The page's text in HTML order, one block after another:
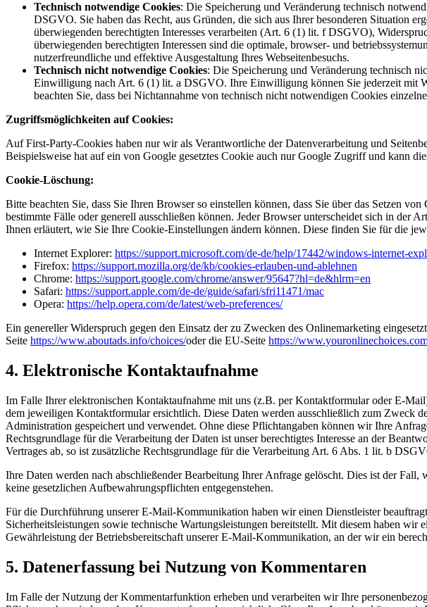
Technisch notwendige Cookies: Die Speicherung und Veränderung technisch
DSGVO. Sie haben das Recht, aus Gründen, die sich aus Ihrer besonderen Situation
überwiegenden berechtigten Interesses verarbeiten (Art. 6 (1) lit. f DSGVO),
überwiegenden berechtigten Interessen sind die optimale, browser- und
nutzerfreundliche und effektive Ausgestaltung Ihres Webseitenbesuchs.
Technisch nicht notwendige Cookies: Die Speicherung und Veränderung technisch
Einwilligung nach Art. 6 (1) lit. a DSGVO. Ihre Einwilligung können Sie jederzeit mit
beachten Sie, dass bei Nichtannahme von technisch nicht notwendigen Cookies
Zugriffsmöglichkeiten auf Cookies:
Auf First-Party-Cookies haben nur wir als Verantwortliche der Datenverarbeitung und
Beispielsweise hat auf ein von Google gesetztes Cookie auch nur Google Zugriff und kann
Cookie-Löschung:
Bitte beachten Sie, dass Sie Ihren Browser so einstellen können, dass Sie über das Setzen
bestimmte Fälle oder generell ausschließen können. Jeder Browser unterscheidet sich in
Ihnen erläutert, wie Sie Ihre Cookie-Einstellungen ändern können. Diese finden Sie für die
Internet Explorer: https://support.microsoft.com/de-de/help/17442/windows-internet-
Firefox: https://support.mozilla.org/de/kb/cookies-erlauben-und-ablehnen
Chrome: https://support.google.com/chrome/answer/95647?hl=de&hlrm=en
Safari: https://support.apple.com/de-de/guide/safari/sfri11471/mac
Opera: https://help.opera.com/de/latest/web-preferences/
Ein genereller Widerspruch gegen den Einsatz der zu Zwecken des Onlinemarketing
Seite https://www.aboutads.info/choices/oder die EU-Seite https://
4. Elektronische Kontaktaufnahme
Im Falle Ihrer elektronischen Kontaktaufnahme mit uns (z.B. per Kontaktformular oder E-
dem jeweiligen Kontaktformular ersichtlich. Diese Daten werden ausschließlich zum Zweck
Administration gespeichert und verwendet. Ohne diese Pflichtangaben können wir Ihre
Rechtsgrundlage für die Verarbeitung der Daten ist unser berechtigtes Interesse an der
Vertrages ab, so ist zusätzliche Rechtsgrundlage für die Verarbeitung Art. 6 Abs. 1 lit. b
Ihre Daten werden nach abschließender Bearbeitung Ihrer Anfrage gelöscht. Dies ist der Fall,
keine gesetzlichen Aufbewahrungspflichten entgegenstehen.
Für die Durchführung unserer E-Mail-Kommunikation haben wir einen Dienstleister
Sicherheitsleistungen sowie technische Wartungsleistungen bereitstellt. Mit diesem haben
Gewährleistung der Betriebsbereitschaft unserer E-Mail-Kommunikation, an der wir ein
5. Datenerfassung bei Nutzung von Kommentaren
Im Falle der Nutzung der Kommentarfunktion erheben und verarbeiten wir Ihre